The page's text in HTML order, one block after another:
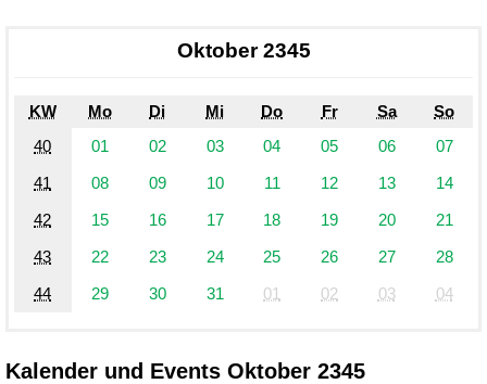
Oktober 2345
KW Mo Di Mi Do Fr Sa
So
40
01 02 03 04 05 06
07
41
08 09 10 11 12 13
14
42
15 16 17 18 19 20
21
43
22 23 24 25 26 27
28
44
29 30 31 01 02 03 04
Kalender und Events Oktober 2345